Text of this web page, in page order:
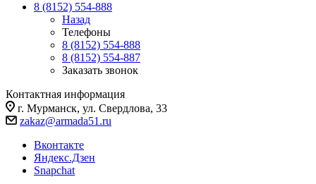
8 (8152) 554-888
Назад
Телефоны
8 (8152) 554-888
8 (8152) 554-887
Заказать звонок
Контактная информация
г. Мурманск, ул. Свердлова, 33
zakaz@armada51.ru
Вконтакте
Яндекс.Дзен
Snapchat